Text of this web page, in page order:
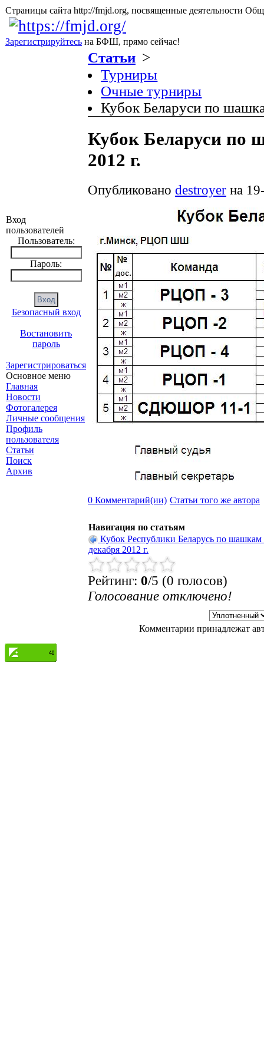
Страницы сайта http://fmjd.org, посвященные
Зарегистрируйтесь на БФШ, прямо сейчас!
Вход
пользователей
Пользователь:
Пароль:
Безопасный вход
Востановить
пароль
Зарегистрироваться
Основное меню
Главная
Новости
Фотогалерея
Личные сообщения
Профиль
пользователя
Статьи
Поиск
Архив
Статьи >
Турниры
Очные турниры
Кубок Беларуси по
Кубок Беларуси по
2012 г.
Опубликовано destroyer на
0 Комментарий(ии) Статьи того же автора
Навигация по статьям
Кубок Республики Беларусь по шашкам
декабря 2012 г.
Рейтинг: 0/5 (0 голосов)
Голосование отключено!
Комментарии принадлежат